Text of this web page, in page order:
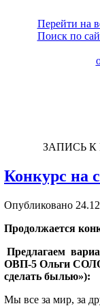
Перейти на
Поиск по
ЗАПИСЬ К
Конкурс на
Опубликовано
Продолжается
Предлагаем
ОВП-5 Ольги
сделать былью»):
Мы все за мир, за